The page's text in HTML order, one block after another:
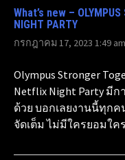
What’s new –
NIGHT PARTY
กรกฎาคม 17, 2023 1:49 am
Olympus Stronger
Netflix Night Party มีก
ด้วย บอกเลยงานนี้ทุก
จัดเต็ม ไม่มีใครยอมใค